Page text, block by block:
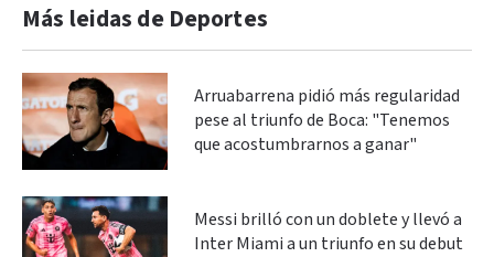
Más leidas de Deportes
Arruabarrena pidió más regularidad
pese al triunfo de Boca: "Tenemos
que acostumbrarnos a ganar"
Messi brilló con un doblete y llevó a
Inter Miami a un triunfo en su debut